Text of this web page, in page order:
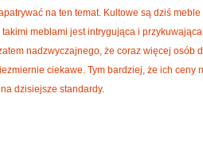
na ten temat. Kultowe są dziś
meblami jest intrygująca i
nadzwyczajnego, że coraz więcej osób
ciekawe. Tym bardziej, że ich ceny
dzisiejsze standardy.